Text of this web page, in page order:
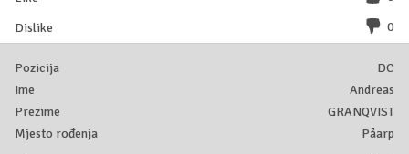
0
DC
Andreas
GRANQVIST
Påarp